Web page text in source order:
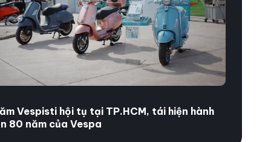
Vespisti hội tụ tại TP.HCM, tái hiện hành
80 năm của Vespa